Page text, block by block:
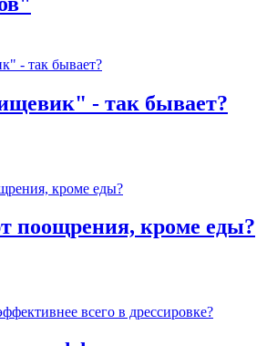
- так бывает?
поощрения, кроме еды?